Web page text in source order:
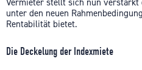
Vermieter stellt sich nun verstärkt
unter den neuen
Rentabilität bietet.
Die Deckelung der Indexmiete